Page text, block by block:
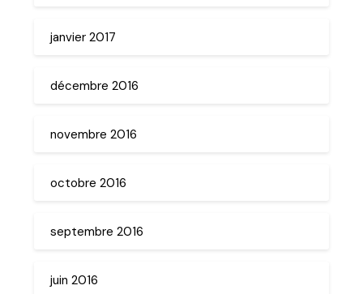
janvier 2017
décembre 2016
novembre 2016
octobre 2016
septembre 2016
juin 2016